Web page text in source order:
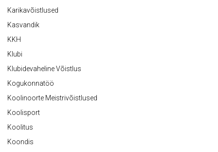
Karikavõistlused
Kasvandik
KKH
Klubi
Klubidevaheline Võistlus
Kogukonnatöö
Koolinoorte Meistrivõistlused
Koolisport
Koolitus
Koondis